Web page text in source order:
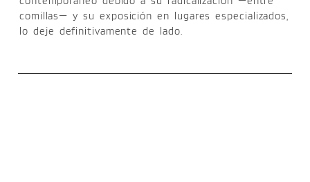
comillas— y su exposición en lugares especializados,
lo deje definitivamente de lado.